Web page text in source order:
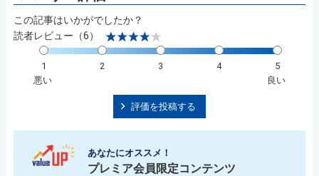
この記事はいかがでしたか？
読者レビュー（6）
1 2 3 4
5
悪い
良い
評価を投稿する
あなたにオススメ！
プレミア会員限定コンテンツ